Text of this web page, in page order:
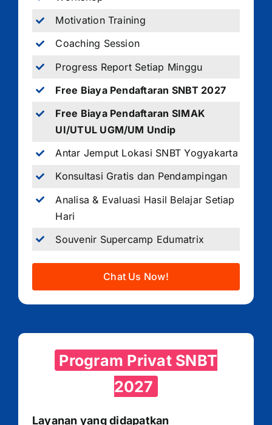
Motivation Training
Coaching Session
Progress Report Setiap Minggu
Free Biaya Pendaftaran SNBT 2027
Free Biaya Pendaftaran SIMAK
UI/UTUL UGM/UM Undip
Antar Jemput Lokasi SNBT Yogyakarta
Konsultasi Gratis dan Pendampingan
Analisa & Evaluasi Hasil Belajar Setiap
Hari
Souvenir Supercamp Edumatrix
Chat Us Now!
Program Privat SNBT
2027
Layanan yang didapatkan